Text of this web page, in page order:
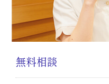
無料相談